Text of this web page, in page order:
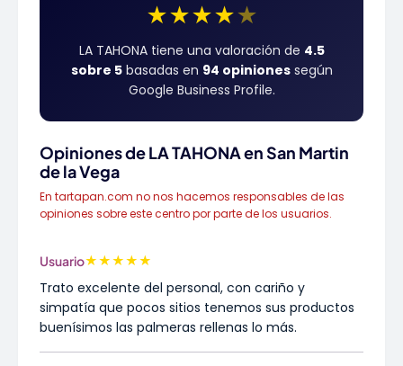
★★★★★
LA TAHONA tiene una valoración de 4.5
sobre 5basadas en 94 opinionessegún
Google Business Profile.
Opiniones de LA TAHONA en San Martin
de la Vega
En tartapan.com no nos hacemos responsables de las
opiniones sobre este centro por parte de los usuarios.
Usuario★★★★★
Trato excelente del personal, con cariño y
simpatía que pocos sitios tenemos sus productos
buenísimos las palmeras rellenas lo más.